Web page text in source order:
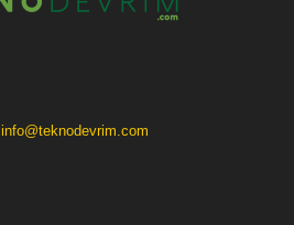
info@teknodevrim.com